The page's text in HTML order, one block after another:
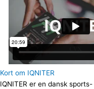
Kort om IQNITER
IQNITER er en dansk